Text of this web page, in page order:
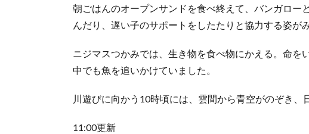
朝ごはんのオープンサンドを食べ終えて、バンガロー
んだり、遅い子のサポートをしたたりと協力する姿が
ニジマスつかみでは、生き物を食べ物にかえる。命を
中でも魚を追いかけていました。
川遊びに向かう10時頃には、雲間から青空がのぞき、
11:00更新